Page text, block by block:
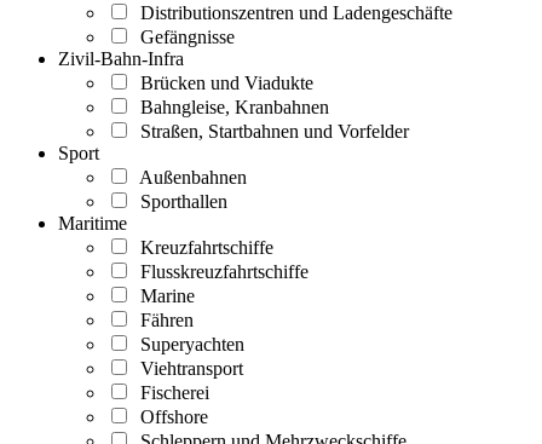
Distributionszentren und Ladengeschäfte
Gefängnisse
Zivil-Bahn-Infra
Brücken und Viadukte
Bahngleise, Kranbahnen
Straßen, Startbahnen und Vorfelder
Sport
Außenbahnen
Sporthallen
Maritime
Kreuzfahrtschiffe
Flusskreuzfahrtschiffe
Marine
Fähren
Superyachten
Viehtransport
Fischerei
Offshore